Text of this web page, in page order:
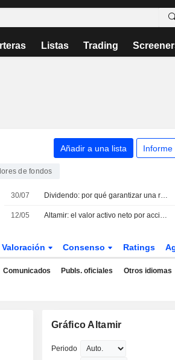
Listas Trading
Añadir a una lista Informe
de fondos
30/07 Dividendo: por qué garantizar una rentabilidad por dividendo al accionista es una aberración
12/05 Altamir: el valor activo neto por acción se sitúa en 32.59 euros en el primer trimestre
Valoración Consenso Ratings
Comunicados Publs. oficiales Otros idiomas
Gráfico Altamir
Periodo